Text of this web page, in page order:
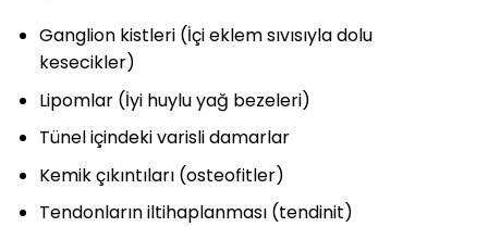
Ganglion kistleri (İçi eklem sıvısıyla dolu
kesecikler)
Lipomlar (İyi huylu yağ bezeleri)
Tünel içindeki varisli damarlar
Kemik çıkıntıları (osteofitler)
Tendonların iltihaplanması (tendinit)